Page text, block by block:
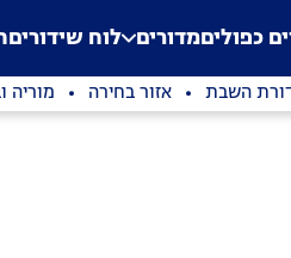
Application error: a
. כפוליםמדורים לוח שידורים
השבת אזור בחירה מוריה